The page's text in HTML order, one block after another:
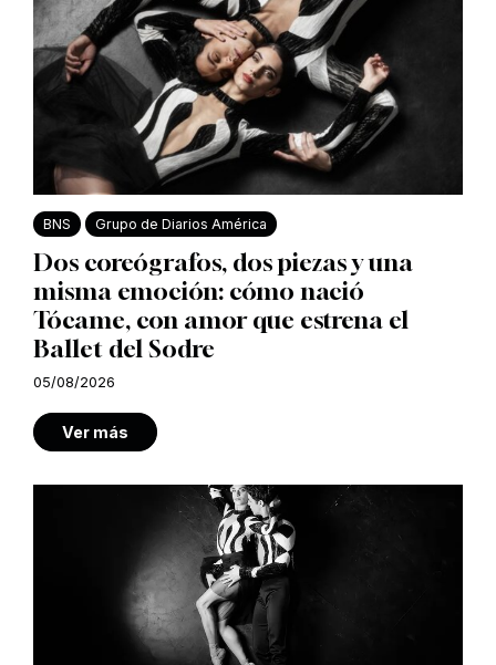
BNS Grupo de Diarios América
Dos coreógrafos, dos piezas y una
misma emoción: cómo nació
Tócame, con amor que estrena el
Ballet del Sodre
05/08/2026
Ver más